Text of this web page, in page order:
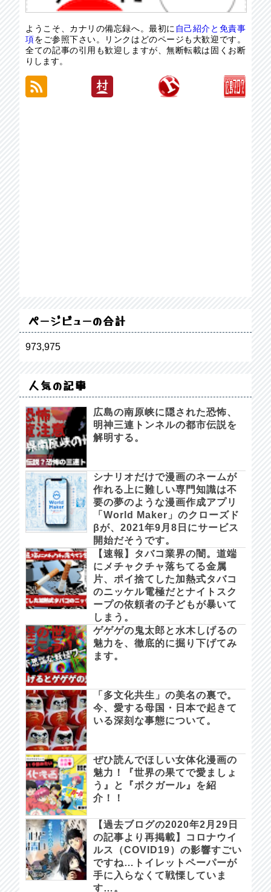
ようこそ、カナリの備忘録へ。最初に 自己紹介と免責事
項をご参照下さい。リンクはどのページも大歓迎です。
全ての記事の引用も歓迎しますが、無断転載は固くお断
りします。
ページビューの合計
973,975
人気の記事
広島の南原峡に隠された恐怖、
明神三連トンネルの都市伝説を
解明する。
シナリオだけで漫画のネームが
作れる上に難しい専門知識は不
要の夢のような漫画作成アプリ
「World Maker」のクローズド
βが、2021年9月8日にサービス
開始だそうです。
【速報】タバコ業界の闇。道端
にメチャクチャ落ちてる金属
片、ポイ捨てした加熱式タバコ
のニッケル電極だとナイトスク
ープの依頼者の子どもが暴いて
しまう。
ゲゲゲの鬼太郎と水木しげるの
魅力を、徹底的に掘り下げてみ
ます。
「多文化共生」の美名の裏で。
今、愛する母国・日本で起きて
いる深刻な事態について。
ぜひ読んでほしい女体化漫画の
魅力！『世界の果てで愛ましょ
う』と『ボクガール』を紹
介！！
【過去ブログの2020年2月29日
の記事より再掲載】コロナウイ
ルス（COVID19）の影響すごい
ですね…トイレットペーパーが
手に入らなくて戦慄していま
す…。